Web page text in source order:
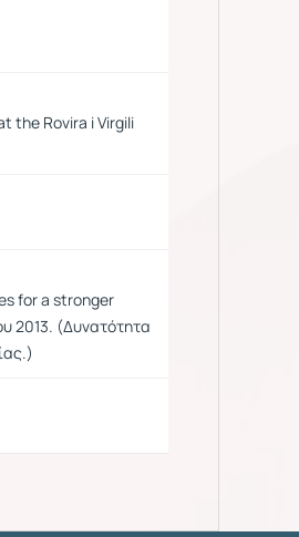
the Rovira i Virgili
for a stronger
2013. (Δυνατότητα